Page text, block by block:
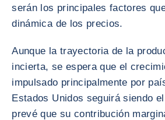
serán los principales factores
dinámica de los precios.
Aunque la trayectoria de la
incierta, se espera que el
impulsado principalmente por
Estados Unidos seguirá siendo
prevé que su contribución